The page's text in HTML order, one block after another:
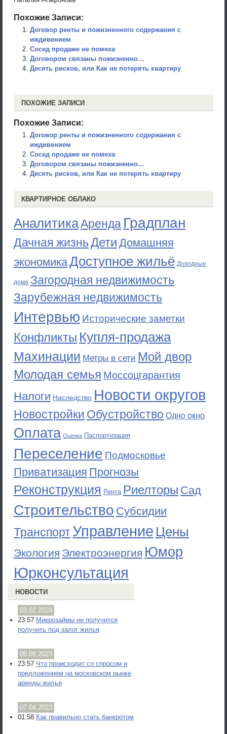
Похожие Записи:
Договор ренты и пожизненного содержания с
иждивением
Сосед продаже не помеха
Договором связаны пожизненно…
Десять рисков, или Как не потерять квартиру
ПОХОЖИЕ ЗАПИСИ
Похожие Записи:
Договор ренты и пожизненного содержания с
иждивением
Сосед продаже не помеха
Договором связаны пожизненно…
Десять рисков, или Как не потерять квартиру
КВАРТИРНОЕ ОБЛАКО
АналитикаАренда Градплан
Дачная жизньДети Домашняя
экономикаДоступное жильё Доходные
дома Загородная недвижимость
Зарубежная недвижимость
Интервью Исторические заметки
Конфликты Купля-продажа
Махинации Метры в сети Мой двор
Молодая семья Моссоцгарантия
Налоги Наследство Новости округов
Новостройки Обустройство Одно окно
Оплата Оценка Паспортизация
Переселение Подмосковье
Приватизация Прогнозы
Реконструкция Рента Риелторы Сад
Строительство Субсидии
ТранспортУправление Цены
Экология Электроэнергия Юмор
Юрконсультация
НОВОСТИ
03.02.2024
23:57 Микрозаймы не получится
получить под залог жилья
06.08.2023
23:57 Что происходит со спросом и
предложением на московском рынке
аренды жилья
07.04.2023
01:58 Как правильно стать банкротом